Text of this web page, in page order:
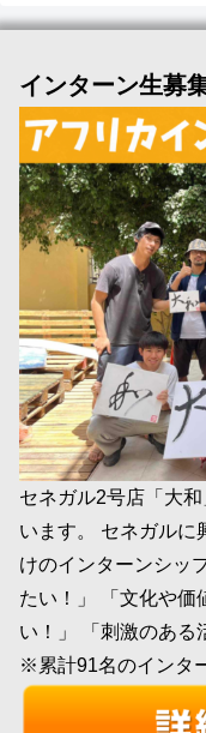
インターン生募
セネガル2号店「大
います。 セネガルに
けのインターンシッ
たい！」 「文化や価
い！」 「刺激のある
※累計91名のインタ